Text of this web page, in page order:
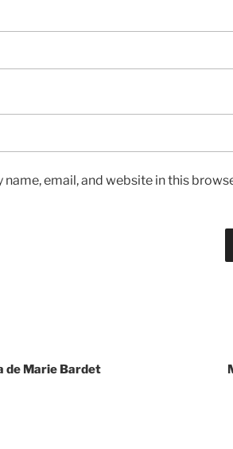
name, email, and website in this
de Marie Bardet